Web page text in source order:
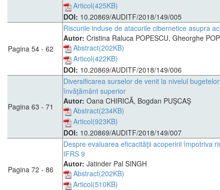
Articol(425KB)
DOI: 10.20869/AUDITF/2018/149/005
Pagina 54 - 62
Riscurile induse de atacurile cibernetice asupra
Autor: Cristina Raluca POPESCU, Gheorghe
Abstract(202KB)
Articol(422KB)
DOI: 10.20869/AUDITF/2018/149/006
Pagina 63 - 71
Diversificarea surselor de venit la nivelul
învăţământ superior
Autor: Oana CHIRICĂ, Bogdan PUŞCAŞ
Abstract(234KB)
Articol(923KB)
DOI: 10.20869/AUDITF/2018/149/007
Pagina 72 - 86
Despre evaluarea eficacităţii acoperirii împotriva
IFRS 9
Autor: Jatinder Pal SINGH
Abstract(202KB)
Articol(510KB)